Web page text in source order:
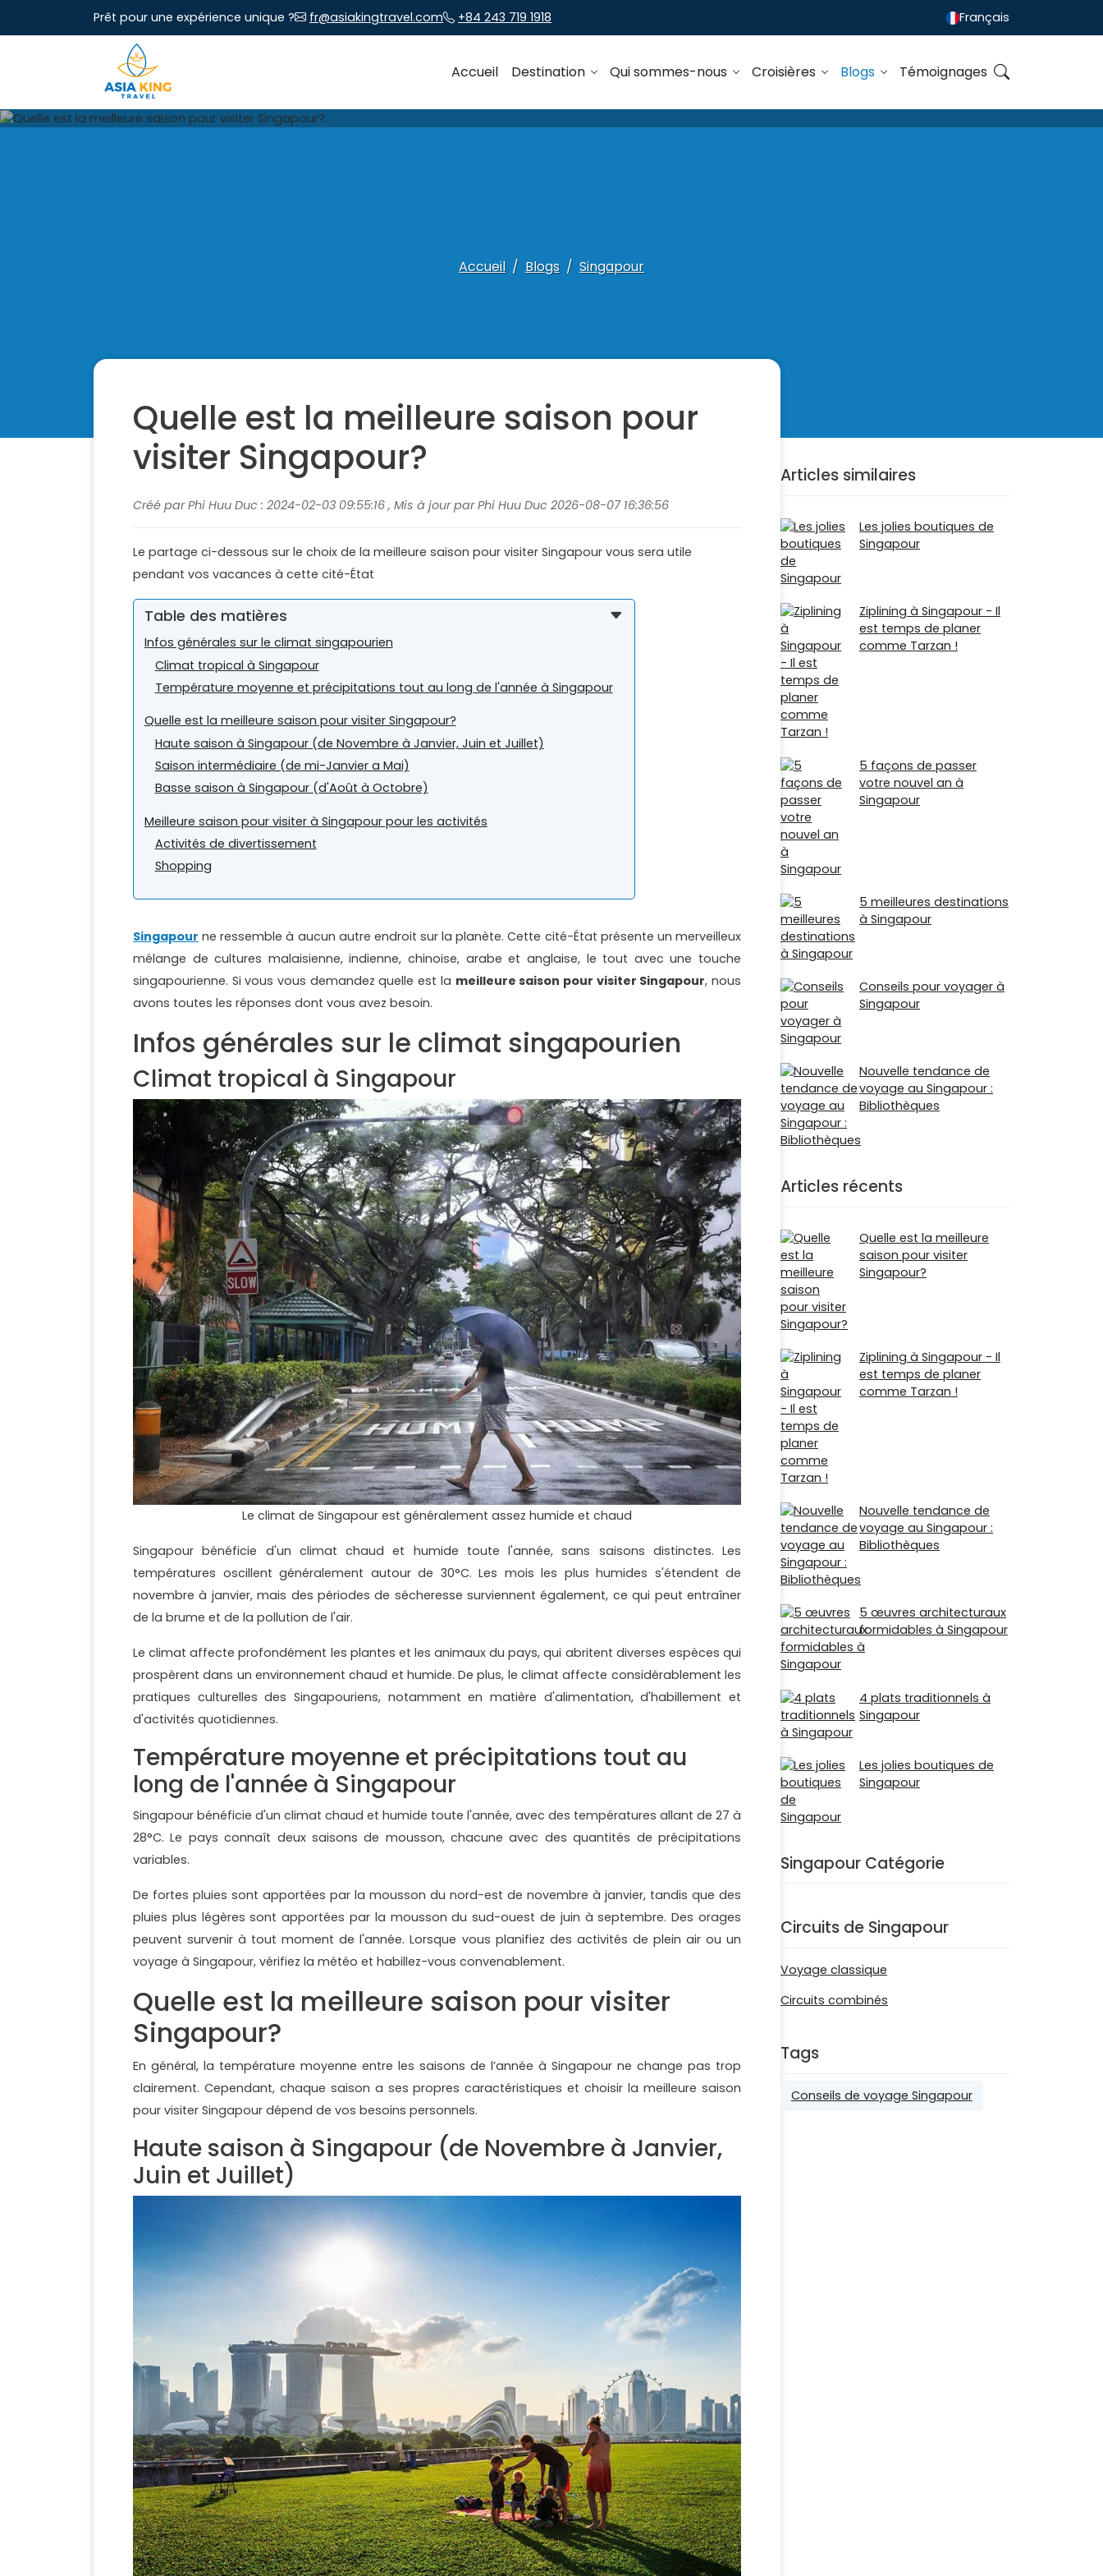
Prêt pour une expérience unique ? fr@asiakingtravel.com +84 243 719 1918 Français
Accueil Destination Qui sommes-nous Croisières Blogs Témoignages
Accueil Blogs Singapour
Quelle est la meilleure saison pour
visiter Singapour?
Créé par Phi Huu Duc : 2024-02-03 09:55:16 , Mis à jour par Phi Huu Duc 2026-08-07 16:36:56
Le partage ci-dessous sur le choix de la meilleure saison pour visiter Singapour vous sera utile
pendant vos vacances à cette cité-État
Table des matières
Infos générales sur le climat singapourien
Climat tropical à Singapour
Température moyenne et précipitations tout au long de l'année à Singapour
Quelle est la meilleure saison pour visiter Singapour?
Haute saison à Singapour (de Novembre à Janvier, Juin et Juillet)
Saison intermédiaire (de mi-Janvier a Mai)
Basse saison à Singapour (d'Août à Octobre)
Meilleure saison pour visiter à Singapour pour les activités
Activités de divertissement
Shopping
Singapour ne ressemble à aucun autre endroit sur la planète. Cette cité-État présente un merveilleux
mélange de cultures malaisienne, indienne, chinoise, arabe et anglaise, le tout avec une touche
singapourienne. Si vous vous demandez quelle est la meilleure saison pour visiter Singapour, nous
avons toutes les réponses dont vous avez besoin.
Infos générales sur le climat singapourien
Climat tropical à Singapour
Le climat de Singapour est généralement assez humide et chaud
Singapour bénéficie d'un climat chaud et humide toute l'année, sans saisons distinctes. Les
températures oscillent généralement autour de 30°C. Les mois les plus humides s'étendent de
novembre à janvier, mais des périodes de sécheresse surviennent également, ce qui peut entraîner
de la brume et de la pollution de l'air.
Le climat affecte profondément les plantes et les animaux du pays, qui abritent diverses espèces qui
prospèrent dans un environnement chaud et humide. De plus, le climat affecte considérablement les
pratiques culturelles des Singapouriens, notamment en matière d'alimentation, d'habillement et
d'activités quotidiennes.
Température moyenne et précipitations tout au
long de l'année à Singapour
Singapour bénéficie d'un climat chaud et humide toute l'année, avec des températures allant de 27 à
28°C. Le pays connaît deux saisons de mousson, chacune avec des quantités de précipitations
variables.
De fortes pluies sont apportées par la mousson du nord-est de novembre à janvier, tandis que des
pluies plus légères sont apportées par la mousson du sud-ouest de juin à septembre. Des orages
peuvent survenir à tout moment de l'année. Lorsque vous planifiez des activités de plein air ou un
voyage à Singapour, vérifiez la météo et habillez-vous convenablement.
Quelle est la meilleure saison pour visiter
Singapour?
En général, la température moyenne entre les saisons de l’année à Singapour ne change pas trop
clairement. Cependant, chaque saison a ses propres caractéristiques et choisir la meilleure saison
pour visiter Singapour dépend de vos besoins personnels.
Haute saison à Singapour (de Novembre à Janvier,
Juin et Juillet)
Articles similaires
Les jolies boutiques de
Singapour
Ziplining à Singapour - Il
est temps de planer
comme Tarzan !
5 façons de passer
votre nouvel an à
Singapour
5 meilleures destinations
à Singapour
Conseils pour voyager à
Singapour
Nouvelle tendance de
voyage au Singapour :
Bibliothèques
Articles récents
Quelle est la meilleure
saison pour visiter
Singapour?
Ziplining à Singapour - Il
est temps de planer
comme Tarzan !
Nouvelle tendance de
voyage au Singapour :
Bibliothèques
5 œuvres architecturaux
formidables à Singapour
4 plats traditionnels à
Singapour
Les jolies boutiques de
Singapour
Singapour Catégorie
Circuits de Singapour
Voyage classique
Circuits combinés
Tags
Conseils de voyage Singapour